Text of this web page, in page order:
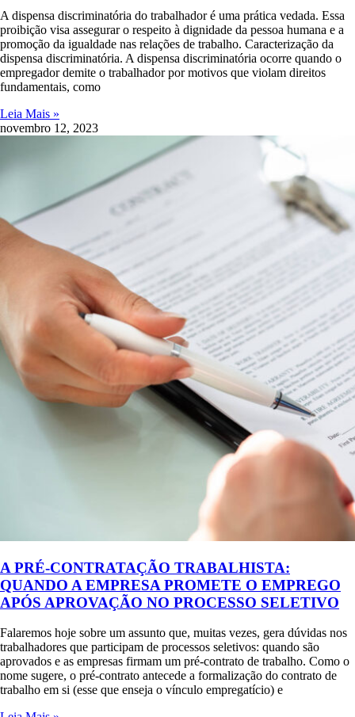
A dispensa discriminatória do trabalhador é uma prática vedada. Essa
proibição visa assegurar o respeito à dignidade da pessoa humana e a
promoção da igualdade nas relações de trabalho. Caracterização da
dispensa discriminatória. A dispensa discriminatória ocorre quando o
empregador demite o trabalhador por motivos que violam direitos
fundamentais, como
Leia Mais »
novembro 12, 2023
A PRÉ-CONTRATAÇÃO TRABALHISTA:
QUANDO A EMPRESA PROMETE O EMPREGO
APÓS APROVAÇÃO NO PROCESSO SELETIVO
Falaremos hoje sobre um assunto que, muitas vezes, gera dúvidas nos
trabalhadores que participam de processos seletivos: quando são
aprovados e as empresas firmam um pré-contrato de trabalho. Como o
nome sugere, o pré-contrato antecede a formalização do contrato de
trabalho em si (esse que enseja o vínculo empregatício) e